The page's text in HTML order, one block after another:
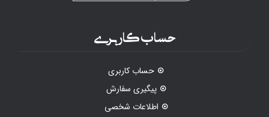
حساب کاربری
حساب کاربری
پیگیری سفارش
اطلاعات شخصی